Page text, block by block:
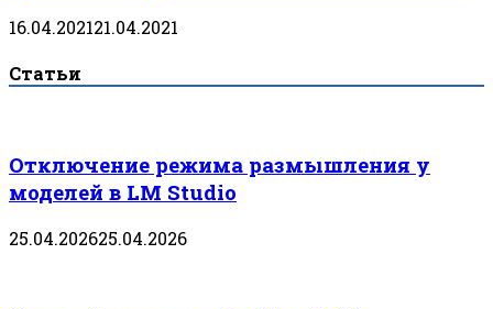
16.04.202121.04.2021
Статьи
Отключение режима размышления у
моделей в LM Studio
25.04.202625.04.2026